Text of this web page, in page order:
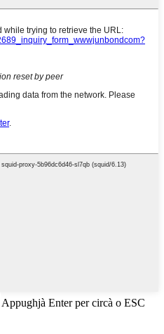
Appughjà Enter per circà o ESC